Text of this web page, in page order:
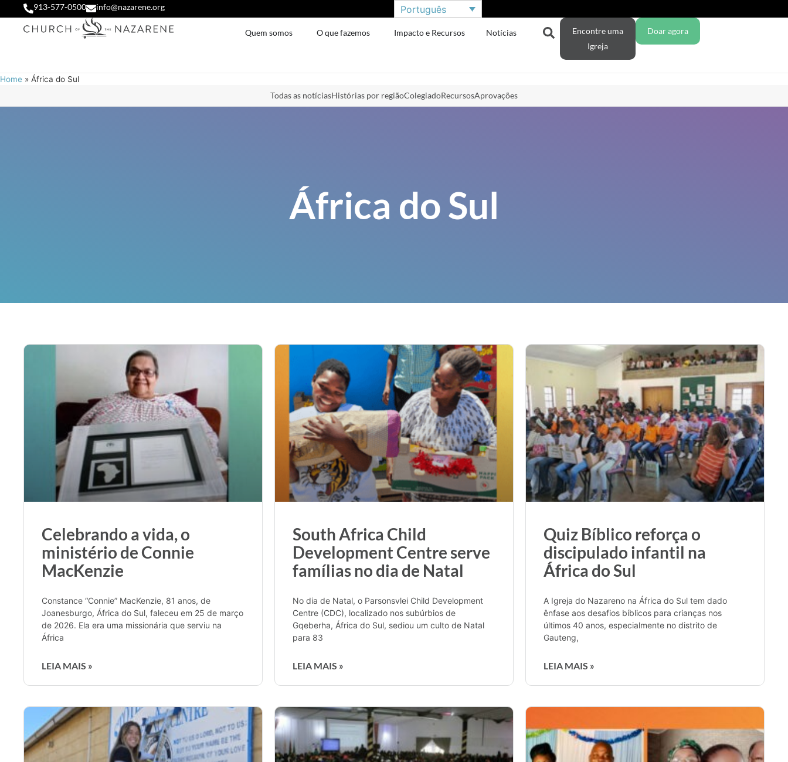
913-577-0500 info@nazarene.org Português
Quem somos O que fazemos Impacto e Recursos Notícias
Encontre uma
Igreja
Doar agora
Home » África do Sul
Todas as notíciasHistórias por regiãoColegiadoRecursosAprovações
África do Sul
Celebrando a vida, o
ministério de Connie
MacKenzie
Constance “Connie” MacKenzie, 81 anos, de
Joanesburgo, África do Sul, faleceu em 25 de março
de 2026. Ela era uma missionária que serviu na
África
LEIA MAIS »
South Africa Child
Development Centre serve
famílias no dia de Natal
No dia de Natal, o Parsonsvlei Child Development
Centre (CDC), localizado nos subúrbios de
Gqeberha, África do Sul, sediou um culto de Natal
para 83
LEIA MAIS »
Quiz Bíblico reforça o
discipulado infantil na
África do Sul
A Igreja do Nazareno na África do Sul tem dado
ênfase aos desafios bíblicos para crianças nos
últimos 40 anos, especialmente no distrito de
Gauteng,
LEIA MAIS »